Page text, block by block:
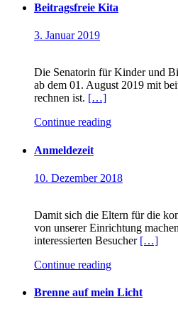
Beitragsfreie Kita
3. Januar 2019
Die Senatorin für Kinder und
ab dem 01. August 2019 mit
rechnen ist. […]
Continue reading
Anmeldezeit
10. Dezember 2018
Damit sich die Eltern für die
von unserer Einrichtung
interessierten Besucher […]
Continue reading
Brenne auf mein Licht